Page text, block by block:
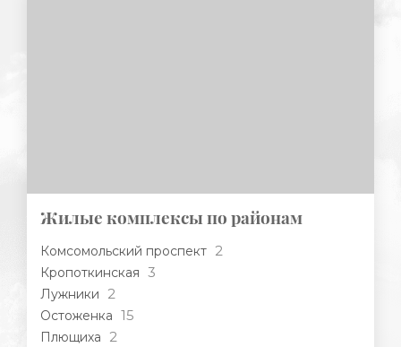
Жилые комплексы по районам
Комсомольский проспект 2
Кропоткинская 3
Лужники 2
Остоженка 15
Плющиха 2